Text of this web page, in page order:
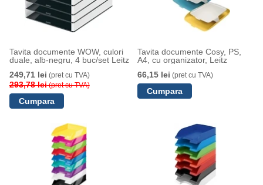
Tavita documente WOW, culori
duale, alb-negru, 4 buc/set Leitz
249,71 lei (pret cu TVA)
293,78 lei(pret cu TVA)
Tavita documente Cosy, PS,
A4, cu organizator, Leitz
66,15 lei (pret cu TVA)